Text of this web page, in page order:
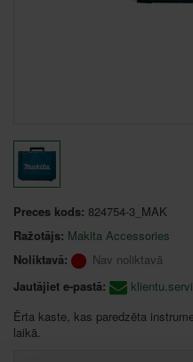
Preces kods: 824754-3_MAK
Ražotājs: Makita Accessories
Noliktavā:
Nav noliktavā
Jautājiet e-pastā:
Ērta kaste, kas paredzēta
laikā.